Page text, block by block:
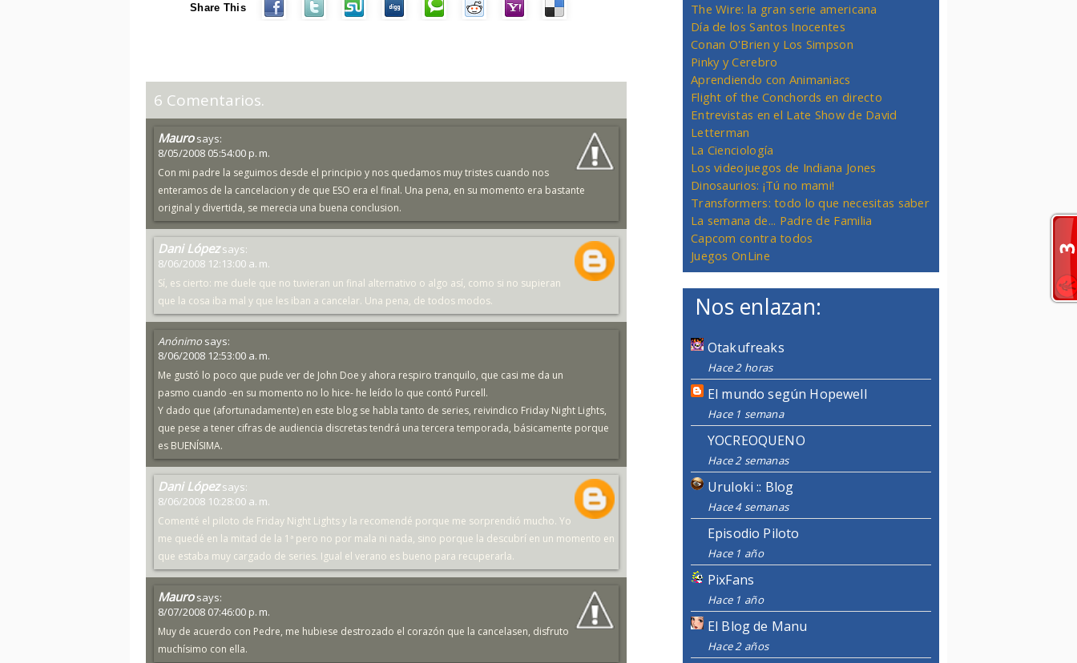
Share This
6 Comentarios.
Mauro says:
8/05/2008 05:54:00 p. m.
Con mi padre la seguimos desde el principio y nos quedamos muy tristes cuando nos
enteramos de la cancelacion y de que ESO era el final. Una pena, en su momento era bastante
original y divertida, se merecia una buena conclusion.
Dani López says:
8/06/2008 12:13:00 a. m.
Sí, es cierto: me duele que no tuvieran un final alternativo o algo así, como si no supieran
que la cosa iba mal y que les iban a cancelar. Una pena, de todos modos.
Anónimo says:
8/06/2008 12:53:00 a. m.
Me gustó lo poco que pude ver de John Doe y ahora respiro tranquilo, que casi me da un
pasmo cuando -en su momento no lo hice- he leído lo que contó Purcell.
Y dado que (afortunadamente) en este blog se habla tanto de series, reivindico Friday Night Lights,
que pese a tener cifras de audiencia discretas tendrá una tercera temporada, básicamente porque
es BUENÍSIMA.
Dani López says:
8/06/2008 10:28:00 a. m.
Comenté el piloto de Friday Night Lights y la recomendé porque me sorprendió mucho. Yo
me quedé en la mitad de la 1ª pero no por mala ni nada, sino porque la descubrí en un momento en
que estaba muy cargado de series. Igual el verano es bueno para recuperarla.
Mauro says:
8/07/2008 07:46:00 p. m.
Muy de acuerdo con Pedre, me hubiese destrozado el corazón que la cancelasen, disfruto
muchísimo con ella.
The Wire: la gran serie americana
Día de los Santos Inocentes
Conan O'Brien y Los Simpson
Pinky y Cerebro
Aprendiendo con Animaniacs
Flight of the Conchords en directo
Entrevistas en el Late Show de David
Letterman
La Cienciología
Los videojuegos de Indiana Jones
Dinosaurios: ¡Tú no mami!
Transformers: todo lo que necesitas saber
La semana de... Padre de Familia
Capcom contra todos
Juegos OnLine
Nos enlazan:
Otakufreaks
Hace 2 horas
El mundo según Hopewell
Hace 1 semana
YOCREOQUENO
Hace 2 semanas
Uruloki :: Blog
Hace 4 semanas
Episodio Piloto
Hace 1 año
PixFans
Hace 1 año
El Blog de Manu
Hace 2 años